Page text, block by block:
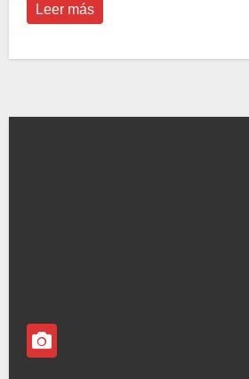
Leer más